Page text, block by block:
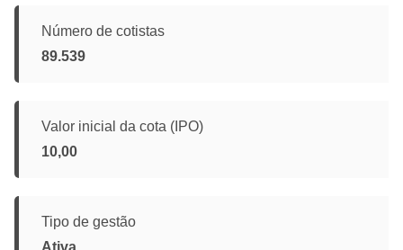
Número de cotistas
89.539
Valor inicial da cota (IPO)
10,00
Tipo de gestão
Ativa